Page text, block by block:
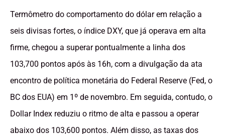
Termômetro do comportamento do dólar em relação a
seis divisas fortes, o índice DXY, que já operava em alta
firme, chegou a superar pontualmente a linha dos
103,700 pontos após às 16h, com a divulgação da ata
encontro de política monetária do Federal Reserve (Fed, o
BC dos EUA) em 1º de novembro. Em seguida, contudo, o
Dollar Index reduziu o ritmo de alta e passou a operar
abaixo dos 103,600 pontos. Além disso, as taxas dos